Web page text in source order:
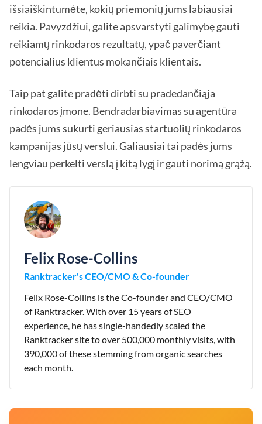
išsiaiškintumėte, kokių priemonių jums labiausiai
reikia. Pavyzdžiui, galite apsvarstyti galimybę gauti
reikiamų rinkodaros rezultatų, ypač paverčiant
potencialius klientus mokančiais klientais.
Taip pat galite pradėti dirbti su pradedančiąja
rinkodaros įmone. Bendradarbiavimas su agentūra
padės jums sukurti geriausias startuolių rinkodaros
kampanijas jūsų verslui. Galiausiai tai padės jums
lengviau perkelti verslą į kitą lygį ir gauti norimą grąžą.
Felix Rose-Collins
Ranktracker's CEO/CMO & Co-founder
Felix Rose-Collins is the Co-founder and CEO/CMO
of Ranktracker. With over 15 years of SEO
experience, he has single-handedly scaled the
Ranktracker site to over 500,000 monthly visits, with
390,000 of these stemming from organic searches
each month.